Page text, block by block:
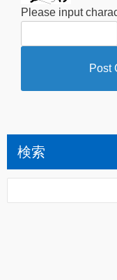
Please input
検索